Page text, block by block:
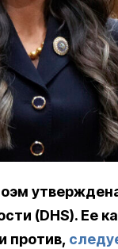
(DHS). Ее
против,